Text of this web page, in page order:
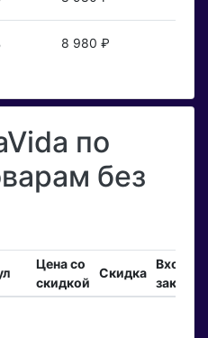
8 980 ₽
по
без
Цена со
скидкой
Скидка
заказы